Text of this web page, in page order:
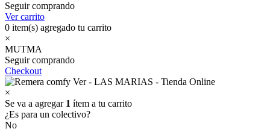
Seguir comprando
Ver carrito
0 item(s) agregado tu carrito
×
MUTMA
Seguir comprando
Checkout
×
Se va a agregar 1 ítem a tu carrito
¿Es para un colectivo?
No